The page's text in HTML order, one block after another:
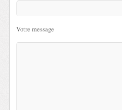
Votre message